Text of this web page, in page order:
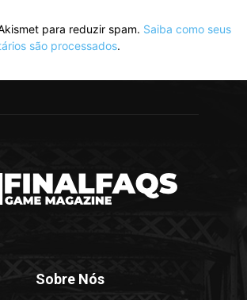
para reduzir spam. Saiba como seus
são processados.
Sobre Nós